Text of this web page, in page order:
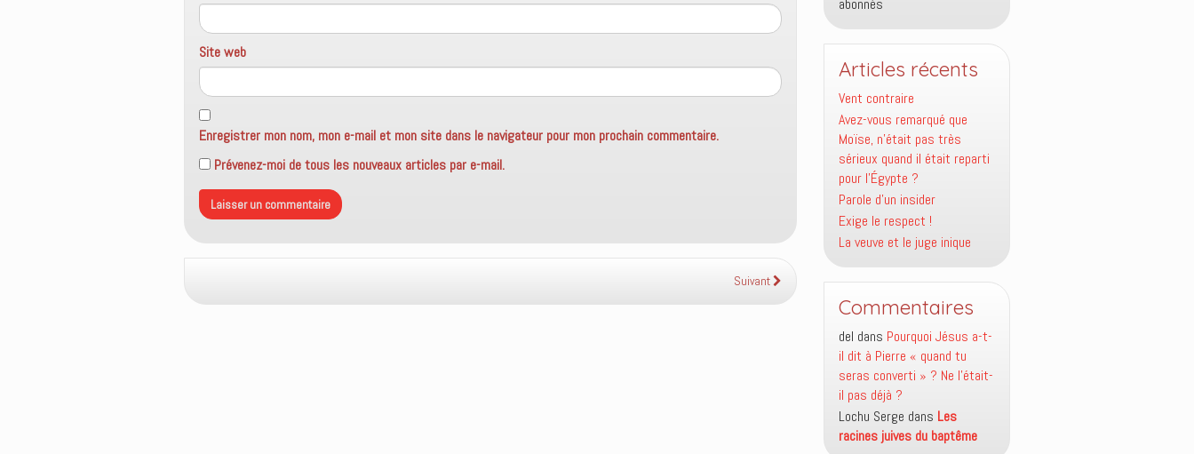
Site web
Enregistrer mon nom, mon e-mail et mon site dans le navigateur pour mon prochain commentaire.
Prévenez-moi de tous les nouveaux articles par e-mail.
Suivant
abonnés
Articles récents
Vent contraire
Avez-vous remarqué que
Moïse, n’était pas très
sérieux quand il était reparti
pour l’Égypte ?
Parole d’un insider
Exige le respect !
La veuve et le juge inique
Commentaires
del dans Pourquoi Jésus a-t-
il dit à Pierre « quand tu
seras converti » ? Ne l’était-
il pas déjà ?
Lochu Serge dans Les
racines juives du baptême